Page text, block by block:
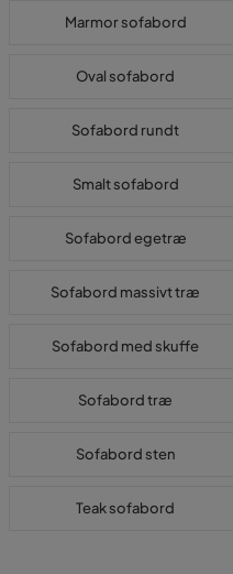
Marmor sofabord
Oval sofabord
Sofabord rundt
Smalt sofabord
Sofabord egetræ
Sofabord massivt træ
Sofabord med skuffe
Sofabord træ
Sofabord sten
Teak sofabord